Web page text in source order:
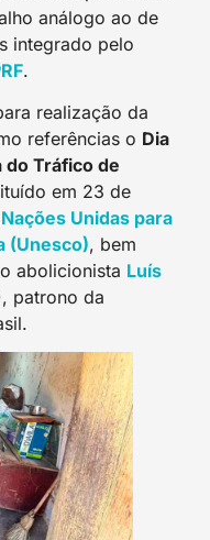
análogo ao de
integrado pelo
.
realização da
referências o Dia
do Tráfico de
em 23 de
Unidas para
(Unesco), bem
abolicionista Luís
patrono da